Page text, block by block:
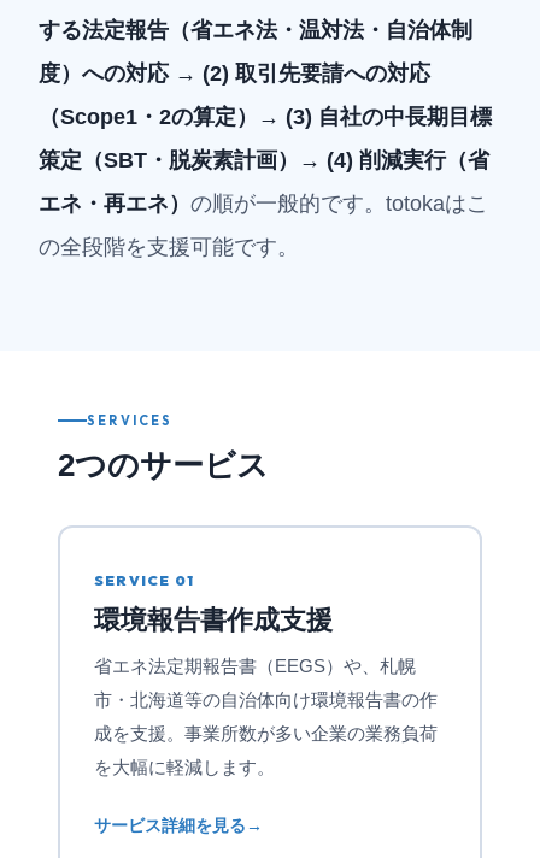
する法定報告（省エネ法・温対法・自治体制
度）への対応 → (2) 取引先要請への対応
（Scope1・2の算定）→ (3) 自社の中長期目標
策定（SBT・脱炭素計画）→ (4) 削減実行（省
エネ・再エネ） の順が一般的です。totokaはこ
の全段階を支援可能です。
SERVICES
2つのサービス
SERVICE 01
環境報告書作成支援
省エネ法定期報告書（EEGS）や、札幌
市・北海道等の自治体向け環境報告書の作
成を支援。事業所数が多い企業の業務負荷
を大幅に軽減します。
サービス詳細を見る